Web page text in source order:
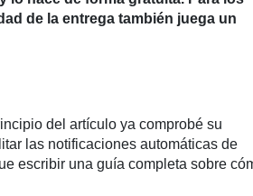
de la entrega también juega un
del artículo ya comprobé su
las notificaciones automáticas de
escribir una guía completa sobre